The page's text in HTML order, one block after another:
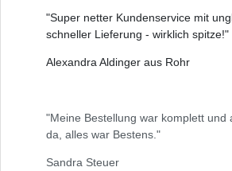
"Super netter Kundenservice mit
schneller Lieferung - wirklich spitze!"
Alexandra Aldinger aus Rohr
"Meine Bestellung war komplett und
da, alles war Bestens."
Sandra Steuer